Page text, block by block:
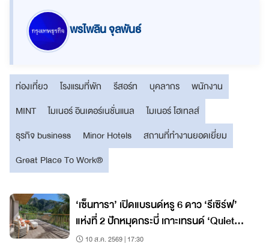
พรไพลิน จุลพันธ์
ท่องเที่ยว โรงแรมที่พัก รีสอร์ท บุคลากร
พนักงาน
MINT
ไมเนอร์ อินเตอร์เนชั่นแนล
ไมเนอร์ โฮเทลส์
ธุรกิจ business
Minor Hotels
สถานที่ทำงานยอดเยี่ยม
Great Place To Work®
‘เซ็นทารา’ เปิดแบรนด์หรู 6 ดาว ‘รีเซิร์ฟ’
แห่งที่ 2 ปักหมุดกระบี่ เกาะเทรนด์ ‘Quiet
Luxury’ โตแรง
10 ส.ค. 2569 | 17:30